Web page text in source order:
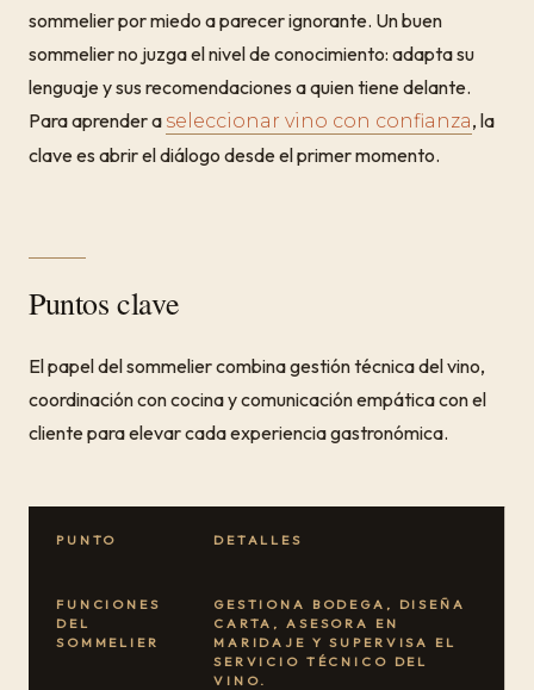
sommelier por miedo a parecer ignorante. Un buen
sommelier no juzga el nivel de conocimiento: adapta su
lenguaje y sus recomendaciones a quien tiene delante.
Para aprender a seleccionar vino con confianza, la
clave es abrir el diálogo desde el primer momento.
Puntos clave
El papel del sommelier combina gestión técnica del vino,
coordinación con cocina y comunicación empática con el
cliente para elevar cada experiencia gastronómica.
PUNTO DETALLES
FUNCIONES
DEL
SOMMELIER
GESTIONA BODEGA, DISEÑA
CARTA, ASESORA EN
MARIDAJE Y SUPERVISA EL
SERVICIO TÉCNICO DEL
VINO.